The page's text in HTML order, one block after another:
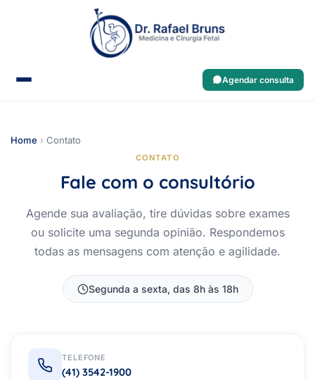
Agendar consulta
Home › Contato
CONTATO
Fale com o consultório
Agende sua avaliação, tire dúvidas sobre exames
ou solicite uma segunda opinião. Respondemos
todas as mensagens com atenção e agilidade.
Segunda a sexta, das 8h às 18h
TELEFONE
(41) 3542-1900